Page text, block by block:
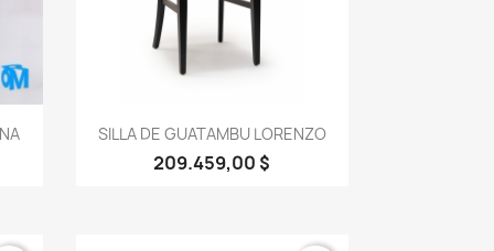
Vista rápida
SILLA DE GUATAMBU LORENZO
209.459,00 $